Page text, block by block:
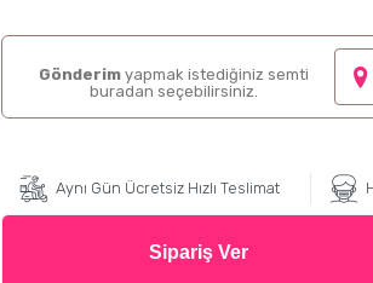
Gönderim yapmak istediğiniz semti
buradan seçebilirsiniz.
Aynı Gün Ücretsiz Hızlı Teslimat
Sipariş Ver